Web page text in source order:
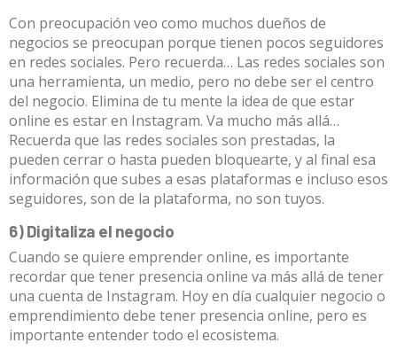
Con preocupación veo como muchos dueños de
negocios se preocupan porque tienen pocos seguidores
en redes sociales. Pero recuerda… Las redes sociales son
una herramienta, un medio, pero no debe ser el centro
del negocio. Elimina de tu mente la idea de que estar
online es estar en Instagram. Va mucho más allá…
Recuerda que las redes sociales son prestadas, la
pueden cerrar o hasta pueden bloquearte, y al final esa
información que subes a esas plataformas e incluso esos
seguidores, son de la plataforma, no son tuyos.
6) Digitaliza el negocio
Cuando se quiere emprender online, es importante
recordar que tener presencia online va más allá de tener
una cuenta de Instagram. Hoy en día cualquier negocio o
emprendimiento debe tener presencia online, pero es
importante entender todo el ecosistema.